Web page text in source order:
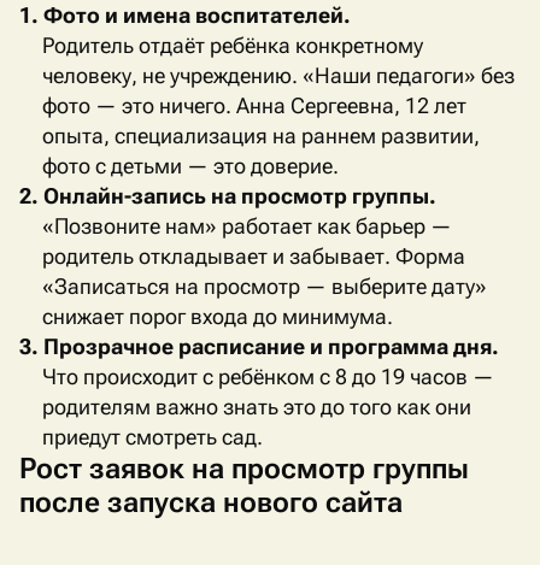
1. Фото и имена воспитателей.
Родитель отдаёт ребёнка конкретному
человеку, не учреждению. «Наши педагоги» без
фото — это ничего. Анна Сергеевна, 12 лет
опыта, специализация на раннем развитии,
фото с детьми — это доверие.
2. Онлайн-запись на просмотр группы.
«Позвоните нам» работает как барьер —
родитель откладывает и забывает. Форма
«Записаться на просмотр — выберите дату»
снижает порог входа до минимума.
3. Прозрачное расписание и программа дня.
Что происходит с ребёнком с 8 до 19 часов —
родителям важно знать это до того как они
приедут смотреть сад.
Рост заявок на просмотр группы
после запуска нового сайта